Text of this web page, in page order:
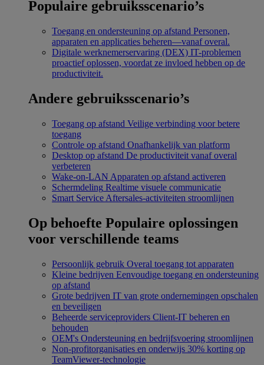
Populaire gebruiksscenario’s
Toegang en ondersteuning op afstand Personen,
apparaten en applicaties beheren—vanaf overal.
Digitale werknemerservaring (DEX) IT-problemen
proactief oplossen, voordat ze invloed hebben op de
productiviteit.
Andere gebruiksscenario’s
Toegang op afstand Veilige verbinding voor betere
toegang
Controle op afstand Onafhankelijk van platform
Desktop op afstand De productiviteit vanaf overal
verbeteren
Wake-on-LAN Apparaten op afstand activeren
Schermdeling Realtime visuele communicatie
Smart Service Aftersales-activiteiten stroomlijnen
Op behoefte Populaire oplossingen
voor verschillende teams
Persoonlijk gebruik Overal toegang tot apparaten
Kleine bedrijven Eenvoudige toegang en ondersteuning
op afstand
Grote bedrijven IT van grote ondernemingen opschalen
en beveiligen
Beheerde serviceproviders Client-IT beheren en
behouden
OEM's Ondersteuning en bedrijfsvoering stroomlijnen
Non-profitorganisaties en onderwijs 30% korting op
TeamViewer-technologie